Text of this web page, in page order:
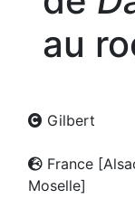
au
Gilbert
France
Moselle]